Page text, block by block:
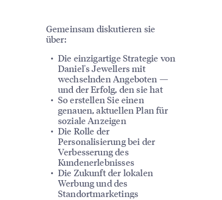
Gemeinsam diskutieren sie
über:
Die einzigartige Strategie von
Daniel's Jewellers mit
wechselnden Angeboten —
und der Erfolg, den sie hat
So erstellen Sie einen
genauen, aktuellen Plan für
soziale Anzeigen
Die Rolle der
Personalisierung bei der
Verbesserung des
Kundenerlebnisses
Die Zukunft der lokalen
Werbung und des
Standortmarketings